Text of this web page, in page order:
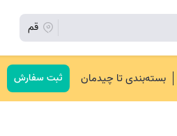
قم
بسته‌بندی تا چیدمان ثبت سفارش